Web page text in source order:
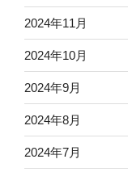
2024年11月
2024年10月
2024年9月
2024年8月
2024年7月